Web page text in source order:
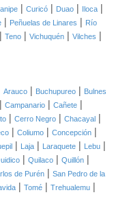
| Curicó | Duao | Iloca |
| Peñuelas de Linares | Río
| Teno | Vichuquén | Vilches |
Arauco | Buchupureo | Bulnes
| Campanario | Cañete |
| Cerro Negro | Chacayal |
| Coliumo | Concepción |
| Laja | Laraquete | Lebu |
| Quilaco | Quillón |
de Purén | San Pedro de la
| Tomé | Trehualemu |